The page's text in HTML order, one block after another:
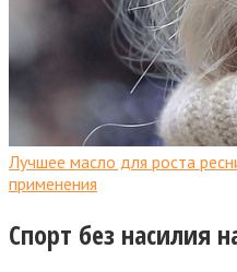
Лучшее масло для роста
применения
Спорт без насилия